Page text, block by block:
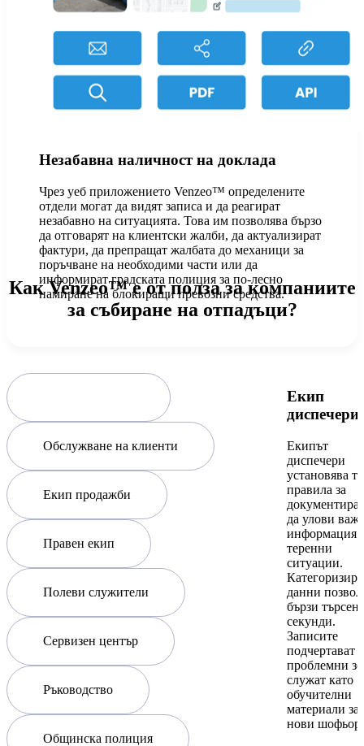
Незабавна наличност на доклада
Чрез уеб приложението Venzeo™ определените
отдели могат да видят записа и да реагират
незабавно на ситуацията. Това им позволява бързо
да отговарят на клиентски жалби, да актуализират
фактури, да препращат жалбата до механици за
поръчване на необходими части или да
информират градската полиция за по-лесно
намиране на блокиращи превозни средства.
Как Venzeo™ е от полза за компаниите
за събиране на отпадъци?
Обслужване на клиенти
Екип продажби
Правен екип
Полеви служители
Сервизен център
Ръководство
Общинска полиция
Екип
диспечери
Екипът
диспечери
установява
правила за
да улови
информация
теренни
ситуации.
данни
бързи
секунди.
Записите
подчертават
проблемни
служат като
обучителни
материали за
нови